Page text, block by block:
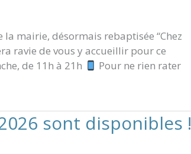
mairie, désormais rebaptisée “Chez
ravie de vous y accueillir pour ce
de 11h à 21h Pour ne rien rater
sont disponibles !